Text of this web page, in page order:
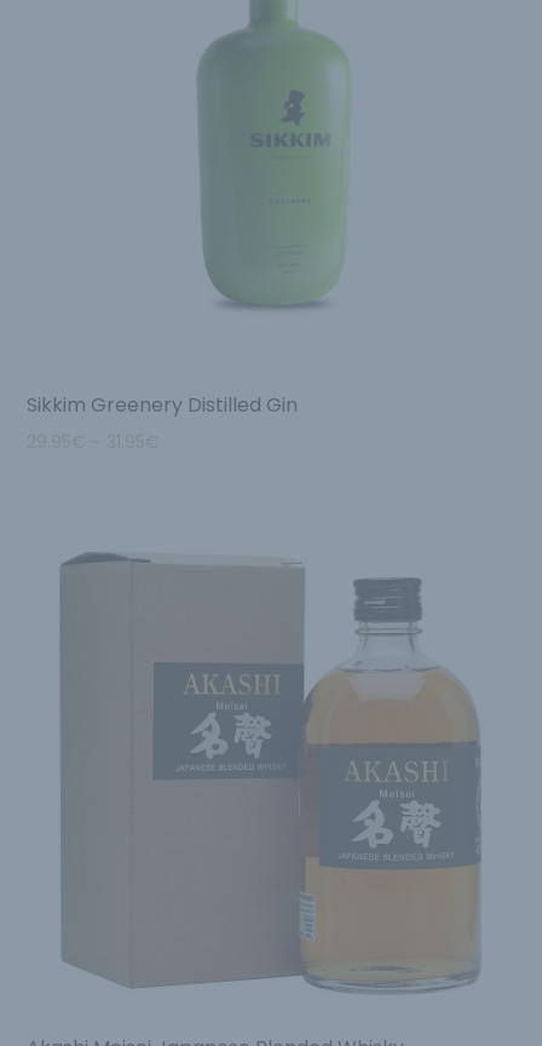
Sikkim Greenery Distilled Gin
29.95€ – 31.95€